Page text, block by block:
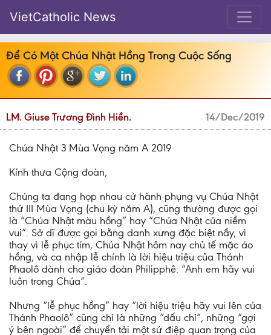
VietCatholic News
Để Có Một Chúa Nhật Hồng Trong Cuộc Sống
LM. Giuse Trương Đình Hiền. 14/Dec/2019
Chúa Nhật 3 Mùa Vọng năm A 2019
Kính thưa Cộng đoàn,
Chúng ta đang họp nhau cử hành phụng vụ Chúa Nhật
thứ III Mùa Vọng (chu kỳ năm A), cũng thường được gọi
là “Chúa Nhật màu hồng” hay “Chúa Nhật của niềm
vui”. Sở dĩ được gọi bằng danh xưng đặc biệt nầy, vì
thay vì lễ phục tím, Chúa Nhật hôm nay chủ tế mặc áo
hồng, và ca nhập lễ chính là lời hiệu triệu của Thánh
Phaolô dành cho giáo đoàn Philipphê: “Anh em hãy vui
luôn trong Chúa”.
Nhưng “lễ phục hồng” hay “lời hiệu triệu hãy vui lên của
Thánh Phaolô” cũng chỉ là những “dấu chỉ”, những “gợi
ý bên ngoài” để chuyển tải một sứ điệp quan trọng của